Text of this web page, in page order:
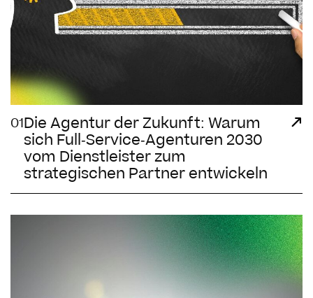
01Die Agentur der Zukunft: Warum
sich Full-Service-Agenturen 2030
vom Dienstleister zum
strategischen Partner entwickeln